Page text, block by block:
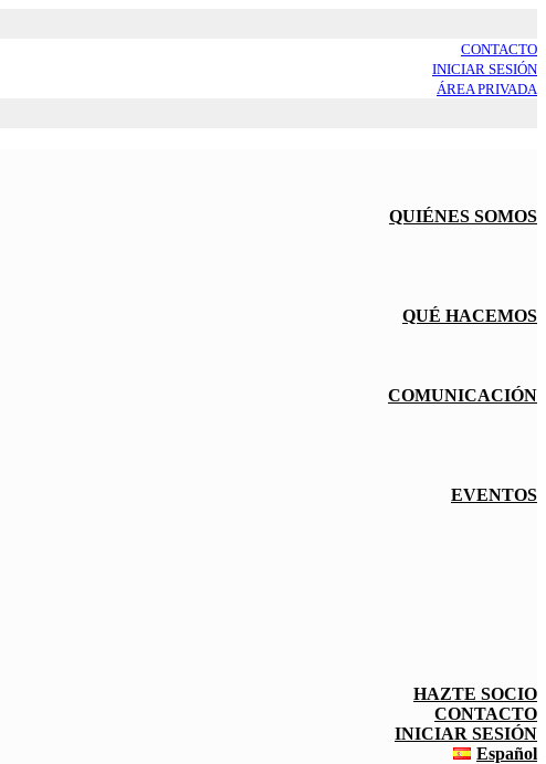
CONTACTO
INICIAR SESIÓN
ÁREA PRIVADA
QUIÉNES SOMOS
QUÉ HACEMOS
COMUNICACIÓN
EVENTOS
HAZTE SOCIO
CONTACTO
INICIAR SESIÓN
Español